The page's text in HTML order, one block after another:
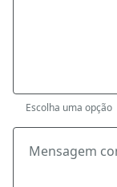
Escolha uma opção
Mensagem